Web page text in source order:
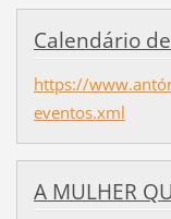
Calendário
https://
eventos.xml
A MULHER